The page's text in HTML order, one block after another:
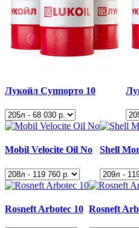
Лукойл Суппорто 10
Mobil Velocite Oil No Shell
Rosneft Arbotec 10 Rosneft